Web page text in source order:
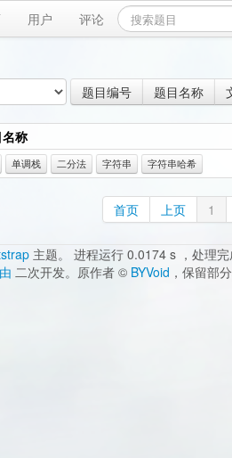
用户 评论
题目编号 题目名称
称
单调栈 二分法 字符串 字符串哈希
首页 上页 1
主题。 进程运行 0.0174 s ，处理完
二次开发。原作者 © BYVoid ，保留部